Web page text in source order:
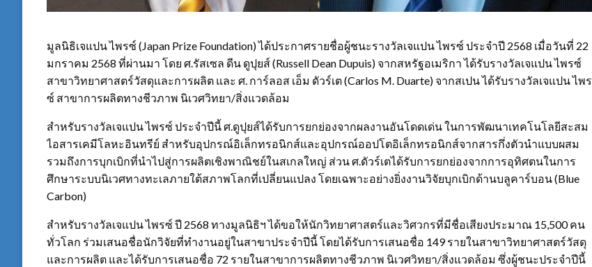
มูลนิธิเจแปน ไพรซ์ (Japan Prize Foundation) ได้ประกาศรายชื่อผู้ชนะรางวัลเจแปน ไพรซ์ ประจำปี 2568 เมื่อวันที่ 22
มกราคม 2568 ที่ผ่านมา โดย ศ.รัสเซล ดีน ดูปุยส์ (Russell Dean Dupuis) จากสหรัฐอเมริกา ได้รับรางวัลเจแปน ไพรซ์
สาขาวิทยาศาสตร์วัสดุและการผลิต และ ศ. การ์ลอส เอ็ม ดัวร์เต (Carlos M. Duarte) จากสเปน ได้รับรางวัลเจแปน ไพร
ซ์ สาขาการผลิตทางชีวภาพ นิเวศวิทยา/สิ่งแวดล้อม
สำหรับรางวัลเจแปน ไพรซ์ ประจำปีนี้ ศ.ดูปุยส์ได้รับการยกย่องจากผลงานอันโดดเด่น ในการพัฒนาเทคโนโลยีสะสม
ไอสารเคมีโลหะอินทรีย์ สำหรับอุปกรณ์อิเล็กทรอนิกส์และอุปกรณ์ออปโตอิเล็กทรอนิกส์จากสารกึ่งตัวนำแบบผสม
รวมถึงการบุกเบิกที่นำไปสู่การผลิตเชิงพาณิชย์ในสเกลใหญ่ ส่วน ศ.ดัวร์เตได้รับการยกย่องจากการอุทิศตนในการ
ศึกษาระบบนิเวศทางทะเลภายใต้สภาพโลกที่เปลี่ยนแปลง โดยเฉพาะอย่างยิ่งงานวิจัยบุกเบิกด้านบลูคาร์บอน (Blue
Carbon)
สำหรับรางวัลเจแปน ไพรซ์ ปี 2568 ทางมูลนิธิฯ ได้ขอให้นักวิทยาศาสตร์และวิศวกรที่มีชื่อเสียงประมาณ 15,500 คน
ทั่วโลก ร่วมเสนอชื่อนักวิจัยที่ทำงานอยู่ในสาขาประจำปีนี้ โดยได้รับการเสนอชื่อ 149 รายในสาขาวิทยาศาสตร์วัสดุ
และการผลิต และได้รับการเสนอชื่อ 72 รายในสาขาการผลิตทางชีวภาพ นิเวศวิทยา/สิ่งแวดล้อม ซึ่งผู้ชนะประจำปีนี้